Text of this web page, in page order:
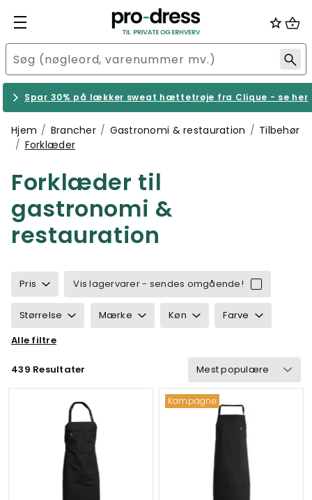
Spar 30% på lækker sweat hættetrøje fra Clique - se her
Hjem Brancher Gastronomi & restauration
Tilbehør
Forklæder
Forklæder til
gastronomi &
restauration
Pris Vis lagervarer - sendes omgående!
Størrelse Mærke Køn Farve
Ansvarlighed
Vind & vandtæt Detaljer
Velegnet til
Alle filtre
439 Resultater
Kampagne